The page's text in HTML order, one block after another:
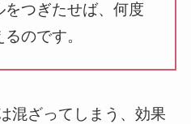
つぎたせば、何度
のです。
混ざってしまう、効果